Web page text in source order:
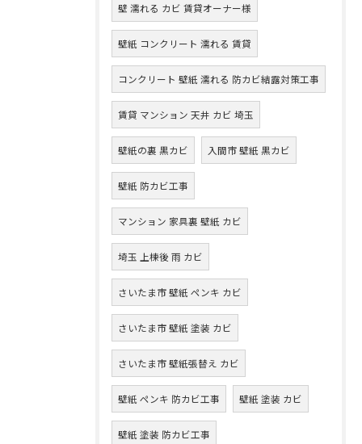
壁 濡れる カビ 賃貸オーナー様
壁紙 コンクリート 濡れる 賃貸
コンクリート 壁紙 濡れる 防カビ結露対策工事
賃貸 マンション 天井 カビ 埼玉
壁紙の裏 黒カビ 入間市 壁紙 黒カビ
壁紙 防カビ工事
マンション 家具裏 壁紙 カビ
埼玉 上棟後 雨 カビ
さいたま市 壁紙 ペンキ カビ
さいたま市 壁紙 塗装 カビ
さいたま市 壁紙張替え カビ
壁紙 ペンキ 防カビ工事 壁紙 塗装 カビ
壁紙 塗装 防カビ工事